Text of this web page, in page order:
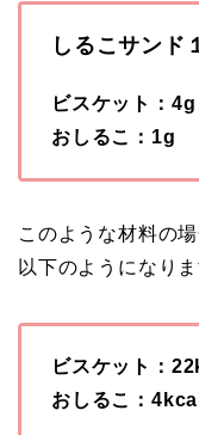
しるこサンド
ビスケット：4g
おしるこ：1g
このような材料の
以下のようになりま
ビスケット：
おしるこ：4kcal